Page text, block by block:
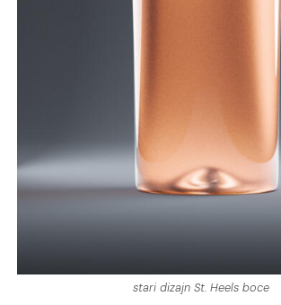
stari dizajn St. Heels boce